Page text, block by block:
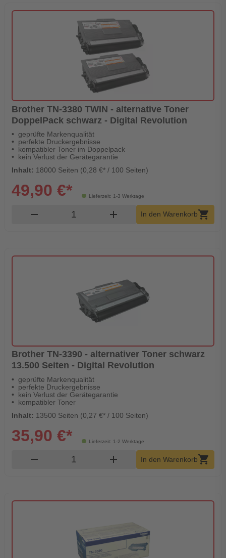
Brother TN-3380 TWIN - alternative Toner
DoppelPack schwarz - Digital Revolution
geprüfte Markenqualität
perfekte Druckergebnisse
kompatibler Toner im Doppelpack
kein Verlust der Gerätegarantie
Inhalt: 18000 Seiten (0,28 €* / 100 Seiten)
Lieferzeit: 1-3 Werktage
49,90 €*
remove Produkt Warenkorb Menge
add In den Warenkorbshopping_cart
Brother TN-3390 - alternativer Toner schwarz
13.500 Seiten - Digital Revolution
geprüfte Markenqualität
perfekte Druckergebnisse
kein Verlust der Gerätegarantie
kompatibler Toner
Inhalt: 13500 Seiten (0,27 €* / 100 Seiten)
Lieferzeit: 1-2 Werktage
35,90 €*
remove Produkt Warenkorb Menge
add In den Warenkorbshopping_cart